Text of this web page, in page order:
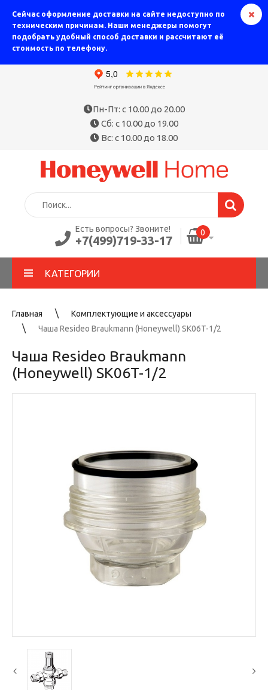
Сейчас оформление доставки на сайте недоступно по
техническим причинам. Наши менеджеры помогут
подобрать удобный способ доставки и рассчитают её
стоимость по телефону.
Пн-Пт: с 10.00 до 20.00
Сб: с 10.00 до 19.00
Вс: с 10.00 до 18.00
Есть вопросы? Звоните!
+7(499)719-33-17
0
КАТЕГОРИИ
Главная
Комплектующие и аксессуары
Чаша Resideo Braukmann (Honeywell) SK06T-1/2
Чаша Resideo Braukmann
(Honeywell) SK06T-1/2